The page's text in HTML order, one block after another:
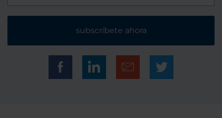
subscríbete ahora